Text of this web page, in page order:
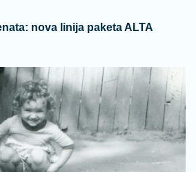
nova linija paketa ALTA